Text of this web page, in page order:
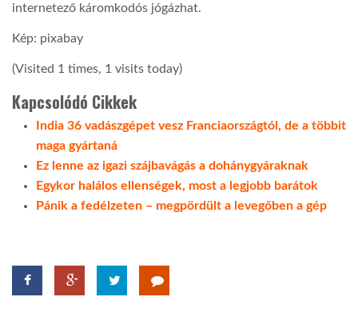
LATIMO.HU
GLOBOBOOK
internetező káromkodós jógázhat.
Kép: pixabay
(Visited 1 times, 1 visits today)
Kapcsolódó Cikkek
India 36 vadászgépet vesz Franciaországtól, de a többit
maga gyártaná
Ez lenne az igazi szájbavágás a dohánygyáraknak
Egykor halálos ellenségek, most a legjobb barátok
Pánik a fedélzeten – megpördült a levegőben a gép